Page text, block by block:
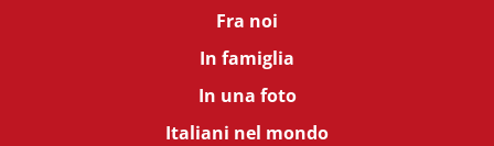
Fra noi
In famiglia
In una foto
Italiani nel mondo